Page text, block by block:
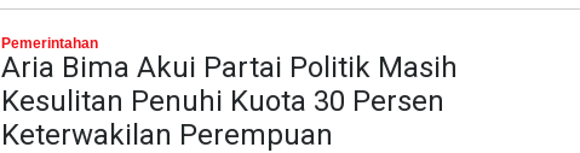
Pemerintahan
Aria Bima Akui Partai Politik Masih
Kesulitan Penuhi Kuota 30 Persen
Keterwakilan Perempuan